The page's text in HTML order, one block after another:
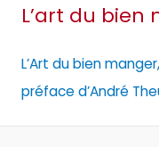
L’art du bien
L’Art du bien
préface d’André